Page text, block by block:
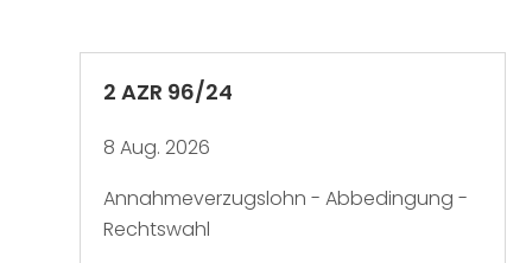
2 AZR 96/24
8 Aug. 2026
Annahmeverzugslohn - Abbedingung -
Rechtswahl